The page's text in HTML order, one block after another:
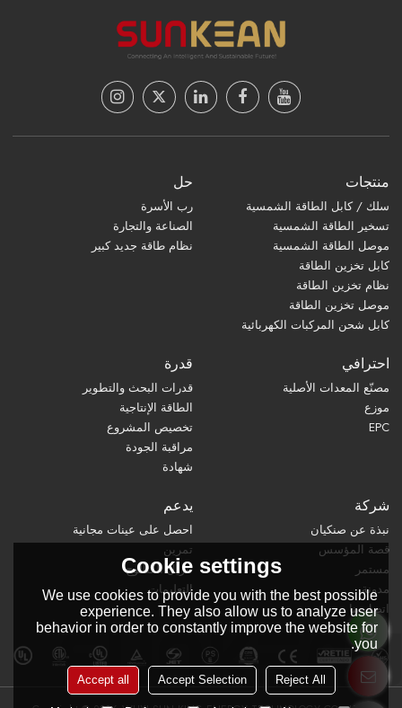
منتجات
سلك / كابل الطاقة الشمسية
تسخير الطاقة الشمسية
موصل الطاقة الشمسية
كابل تخزين الطاقة
نظام تخزين الطاقة
موصل تخزين الطاقة
كابل شحن المركبات الكهربائية
حل
رب الأسرة
الصناعة والتجارة
نظام طاقة جديد كبير
احترافي
مصنّع المعدات الأصلية
موزع
EPC
قدرة
قدرات البحث والتطوير
الطاقة الإنتاجية
تخصيص المشروع
مراقبة الجودة
شهادة
شركة
نبذة عن صنكيان
قصة المؤسس
مستمر
مدونة
اتصل بنا
يدعم
احصل على عينات مجانية
تمرين
تنزيل الكتالوج
التعليمات
Cookie settings
We use cookies to provide you with the best possible
experience. They also allow us to analyze user
behavior in order to constantly improve the website for
you.
Reject All
Accept Selection
Accept all